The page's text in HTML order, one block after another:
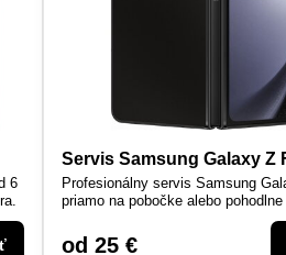
6
Servis Samsung Galaxy Z
Profesionálny servis Samsung
priamo na pobočke alebo
od 25 €